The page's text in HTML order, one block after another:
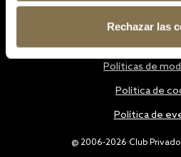
Rechazar las
@ 2006-2026 Club
Políticas de
Política de
Política de